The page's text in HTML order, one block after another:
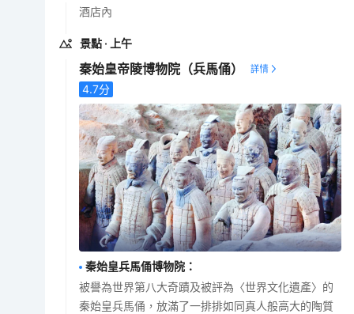
酒店內
景點 · 上午
秦始皇帝陵博物院（兵馬俑）
4.7分
秦始皇兵馬俑博物院 ：
被譽為世界第八大奇蹟及被評為〈世界文化遺產〉的
秦始皇兵馬俑，放滿了一排排如同真人般高大的陶質